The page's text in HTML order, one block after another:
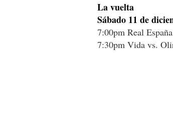
La vuelta
Sábado 11 de
7:00pm Real
7:30pm Vida vs.